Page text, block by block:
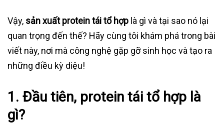
Vậy, sản xuất protein tái tổ hợp là gì và tại sao nó lại
quan trọng đến thế? Hãy cùng tôi khám phá trong bài
viết này, nơi mà công nghệ gặp gỡ sinh học và tạo ra
những điều kỳ diệu!
1. Đầu tiên, protein tái tổ hợp là
gì?